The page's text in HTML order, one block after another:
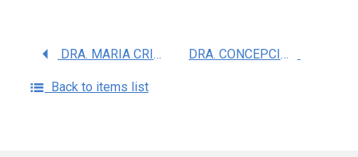
DRA. MARIA CRISTINA TREJO SOLIS DRA. CONCEPCION NAVA RUIZ
Back to items list